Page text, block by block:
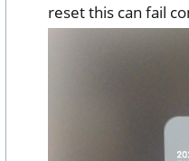
reset this can fail